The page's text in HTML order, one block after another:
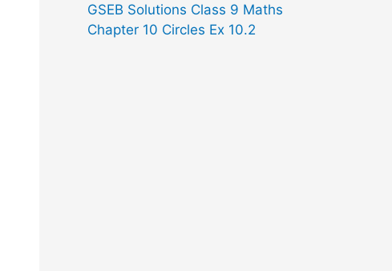
GSEB Solutions Class 9 Maths
Chapter 10 Circles Ex 10.2